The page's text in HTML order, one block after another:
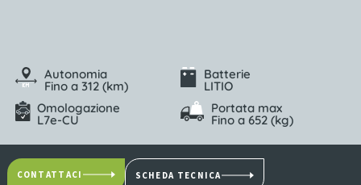
Autonomia
Fino a 312 (km)
Batterie
LITIO
Omologazione
L7e-CU
Portata max
Fino a 652 (kg)
CONTATTACI SCHEDA TECNICA